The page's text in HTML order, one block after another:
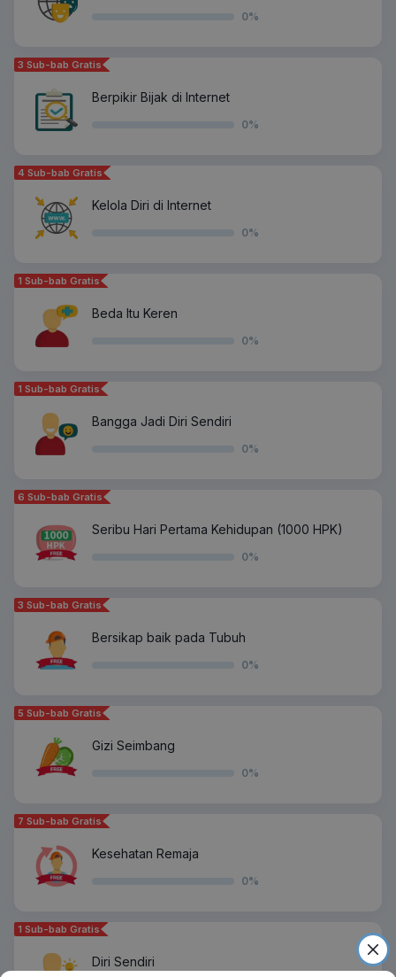
0%
3 Sub-bab Gratis
Berpikir Bijak di Internet
0%
4 Sub-bab Gratis
Kelola Diri di Internet
0%
1 Sub-bab Gratis
Beda Itu Keren
0%
1 Sub-bab Gratis
Bangga Jadi Diri Sendiri
0%
6 Sub-bab Gratis
Seribu Hari Pertama Kehidupan (1000 HPK)
0%
3 Sub-bab Gratis
Bersikap baik pada Tubuh
0%
5 Sub-bab Gratis
Gizi Seimbang
0%
7 Sub-bab Gratis
Kesehatan Remaja
0%
1 Sub-bab Gratis
Diri Sendiri